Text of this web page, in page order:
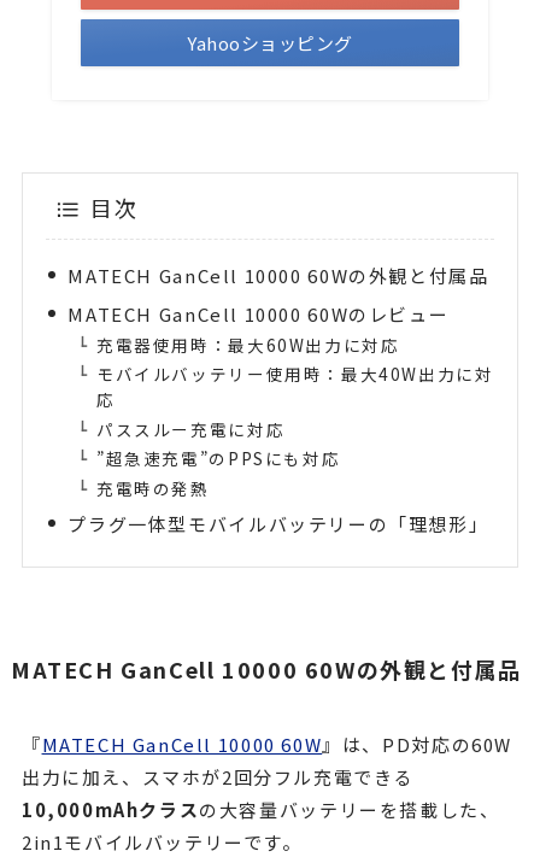
Yahooショッピング
目次
MATECH GanCell 10000 60Wの外観と付属品
MATECH GanCell 10000 60Wのレビュー
充電器使用時：最大60W出力に対応
モバイルバッテリー使用時：最大40W出力に対
応
パススルー充電に対応
”超急速充電”のPPSにも対応
充電時の発熱
プラグ一体型モバイルバッテリーの「理想形」
MATECH GanCell 10000 60Wの外観と付属品
『MATECH GanCell 10000 60W』は、PD対応の60W
出力に加え、スマホが2回分フル充電できる
10,000mAhクラスの大容量バッテリーを搭載した、
2in1モバイルバッテリーです。